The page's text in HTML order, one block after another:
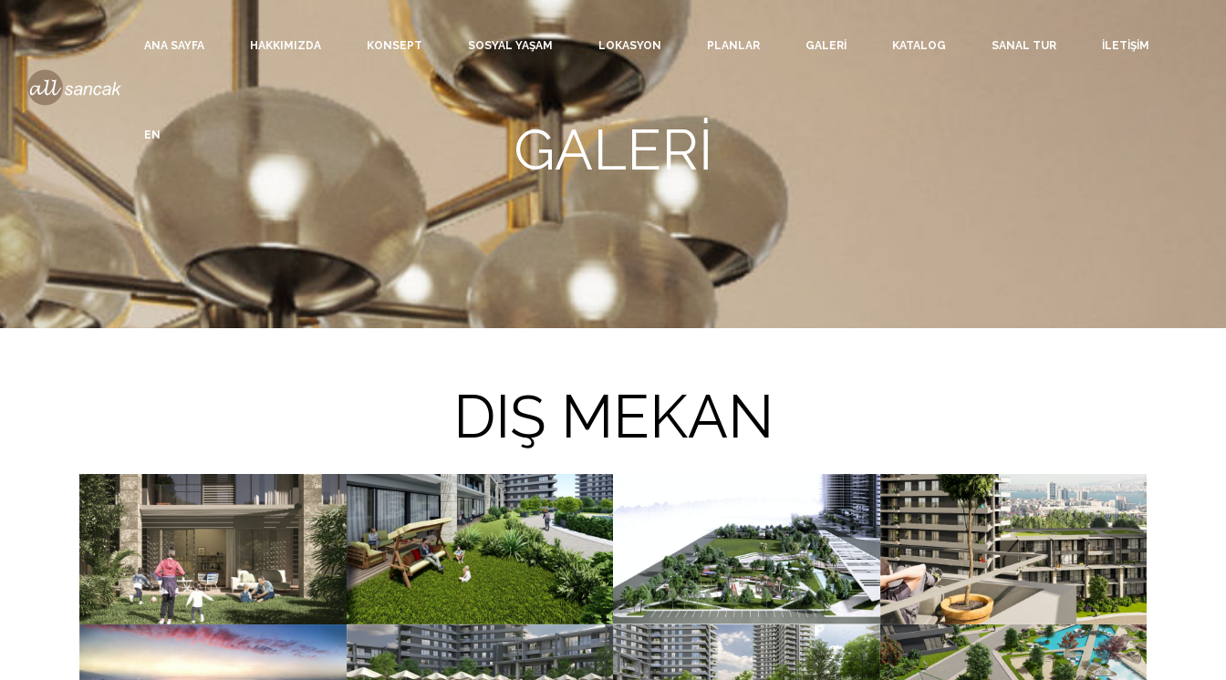
ANA SAYFA HAKKIMIZDA KONSEPT SOSYAL YAŞAM LOKASYON PLANLAR GALERİ KATALOG SANAL TUR İLETİŞİM
EN GALERİ
DIŞ MEKAN